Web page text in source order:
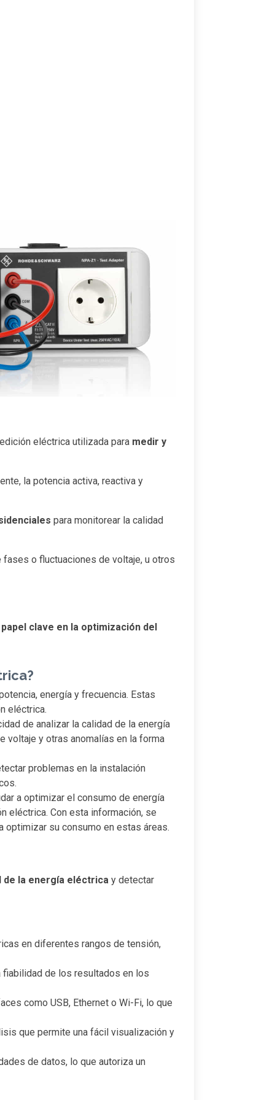
eléctrica utilizada para medir y
la potencia activa, reactiva y
para monitorear la calidad
o fluctuaciones de voltaje, u otros
papel clave en la optimización del
energía y frecuencia. Estas
eléctrica.
de analizar la calidad de la energía
voltaje y otras anomalías en la forma
problemas en la instalación
a optimizar el consumo de energía
eléctrica. Con esta información, se
optimizar su consumo en estas áreas.
de la energía eléctrica y detectar
en diferentes rangos de tensión,
fiabilidad de los resultados en los
como USB, Ethernet o Wi-Fi, lo que
que permite una fácil visualización y
de datos, lo que autoriza un